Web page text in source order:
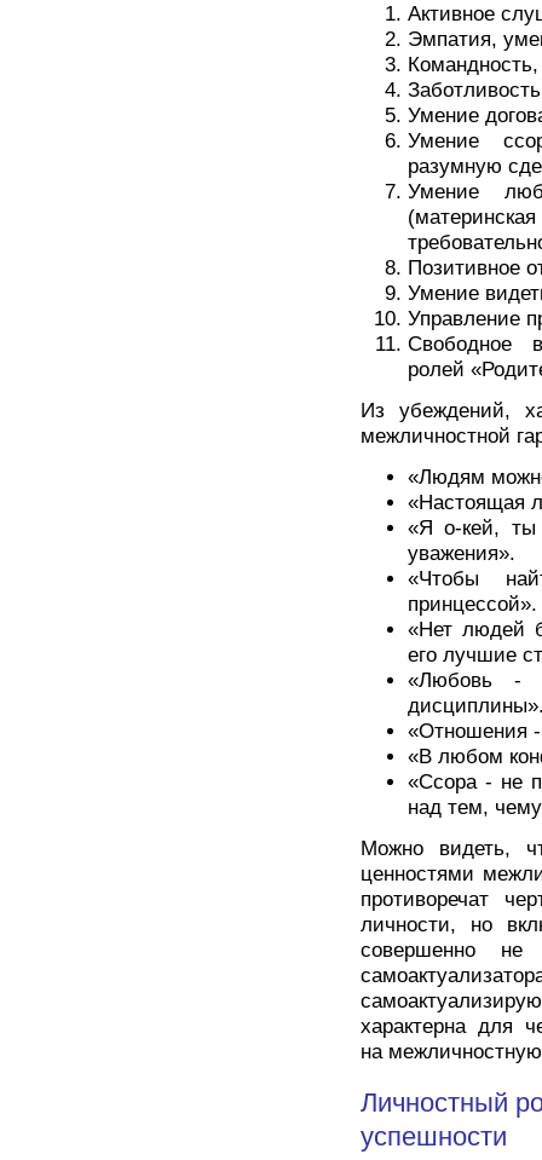
Активное
Эмпатия,
Умение
Умение
разумную
Умение
Позитивное
Умение
Управление
Свободное
ролей
Из убеждений,
межличностной
«Людям
«Настоящая
«Я о-кей,
уважения».
«Чтобы
принцессой».
«Нет людей
его лучшие
«Любовь -
«Отношения -
«В любом
«Ссора - не
над тем,
Можно видеть,
ценностями
противоречат
личности, но
совершенно
характерна для
на
Личностный
успешности